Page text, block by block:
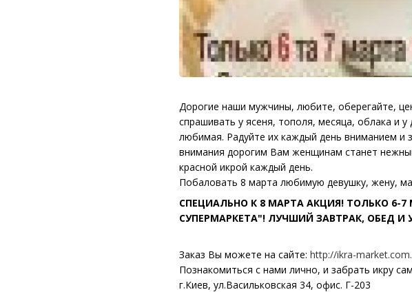
Дорогие наши мужчины, любите, оберегайте,
спрашивать у ясеня, тополя, месяца, облака и
любимая. Радуйте их каждый день вниманием
внимания дорогим Вам женщинам станет
красной икрой каждый день.
Побаловать 8 марта любимую девушку, жену,
СПЕЦИАЛЬНО К 8 МАРТА АКЦИЯ! ТОЛЬКО 6-
СУПЕРМАРКЕТА"! ЛУЧШИЙ ЗАВТРАК, ОБЕД И
Заказ Вы можете на сайте: http://ikra-
Познакомиться с нами лично, и забрать икру
г.Киев, ул.Васильковская 34, офис. Г-203